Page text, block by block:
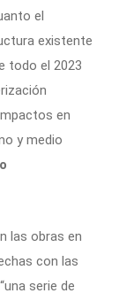
el
existente
todo el 2023
en
y medio
las obras en
con las
serie de